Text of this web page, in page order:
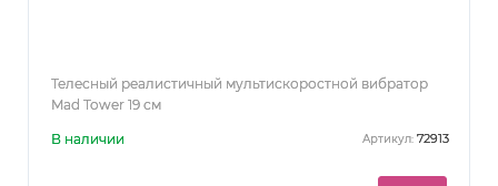
Телесный реалистичный мультискоростной вибратор
Mad Tower 19 см
В наличии Артикул: 72913